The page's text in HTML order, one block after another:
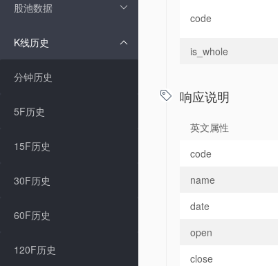
股池数据
K线历史
分钟历史
5F历史
15F历史
30F历史
60F历史
120F历史
code
is_whole
 响应说明
英文属性
code
name
date
open
close